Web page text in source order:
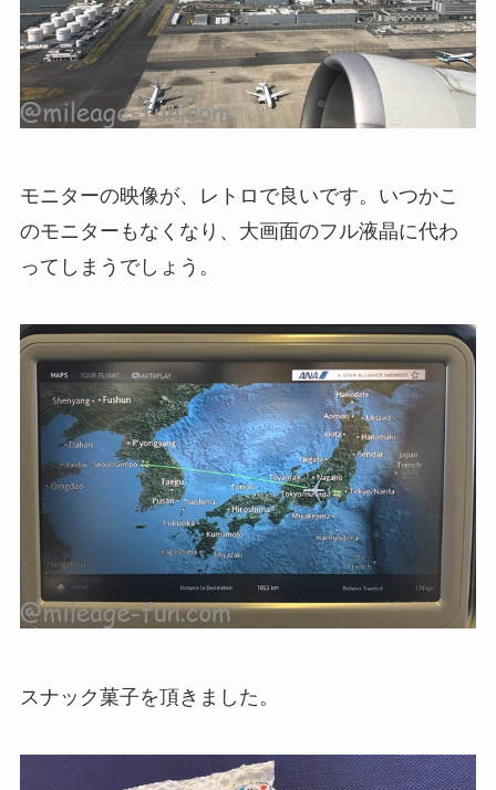
モニターの映像が、レトロで良いです。いつかこ
のモニターもなくなり、大画面のフル液晶に代わ
ってしまうでしょう。
スナック菓子を頂きました。